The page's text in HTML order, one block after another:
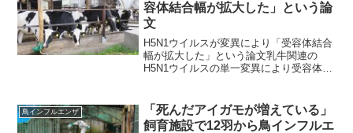
容体結合幅が拡大した」という論
文
H5N1ウイルスが変異により「受容体結合
幅が拡大した」という論文乳牛関連の
H5N1ウイルスの単一変異により受容体結
性もある。概要系統群 2.3.4.4b H5N1
が、...
鳥インフルエンザ
「死んだアイガモが増えている」
飼育施設で12羽から鳥インフルエ